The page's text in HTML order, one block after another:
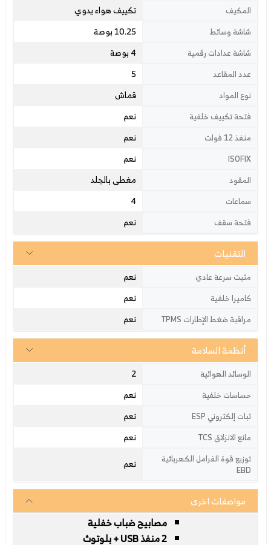
المكيف تكييف هواء يدوي
شاشة وسائط 10.25 بوصة
شاشة عدادات رقمية 4 بوصة
عدد المقاعد 5
نوع المواد قماش
فتحة تكييف خلفية نعم
منفذ 12 فولت نعم
ISOFIX نعم
المقود مغطى بالجلد
سماعات 4
فتحة سقف نعم
التقنيات
مثبت سرعة عادي نعم
كاميرا خلفية نعم
مراقبة ضغط الإطارات TPMS نعم
أنظمة السلامة
الوسائد الهوائية 2
حساسات خلفية نعم
ثبات إلكتروني ESP نعم
مانع الانزلاق TCS نعم
توزيع قوة الفرامل الكهربائية
EBD
نعم
مواصفات اخرى
مصابيح ضباب خفلية
2 منفذ USB + بلوتوث